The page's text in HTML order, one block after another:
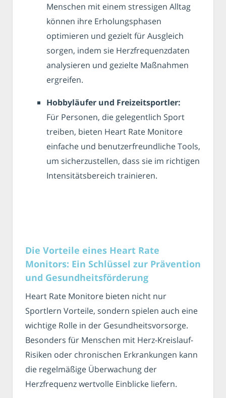
Menschen mit einem stressigen Alltag
können ihre Erholungsphasen
optimieren und gezielt für Ausgleich
sorgen, indem sie Herzfrequenzdaten
analysieren und gezielte Maßnahmen
ergreifen.
Hobbyläufer und Freizeitsportler:
Für Personen, die gelegentlich Sport
treiben, bieten Heart Rate Monitore
einfache und benutzerfreundliche Tools,
um sicherzustellen, dass sie im richtigen
Intensitätsbereich trainieren.
Die Vorteile eines Heart Rate
Monitors: Ein Schlüssel zur Prävention
und Gesundheitsförderung
Heart Rate Monitore bieten nicht nur
Sportlern Vorteile, sondern spielen auch eine
wichtige Rolle in der Gesundheitsvorsorge.
Besonders für Menschen mit Herz-Kreislauf-
Risiken oder chronischen Erkrankungen kann
die regelmäßige Überwachung der
Herzfrequenz wertvolle Einblicke liefern.